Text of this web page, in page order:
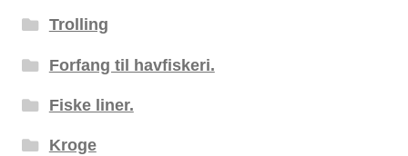
Trolling
Forfang til havfiskeri.
Fiske liner.
Kroge